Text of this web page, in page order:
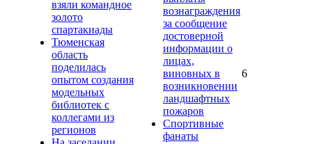
взяли командное
золото
спартакиады
Тюменская
область
поделилась
опытом создания
модельных
библиотек с
коллегами из
регионов
вознаграждения
за сообщение
достоверной
информации о
лицах,
виновных в
возникновении
ландшафтных
пожаров
Спортивные
фанаты
6